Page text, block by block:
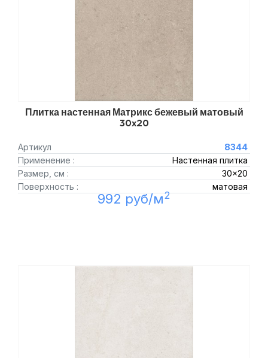
Плитка настенная Матрикс бежевый матовый
30x20
Артикул
8344
Применение :
Настенная плитка
Размер, см :
30x20
Поверхность :
матовая
992 руб/м2